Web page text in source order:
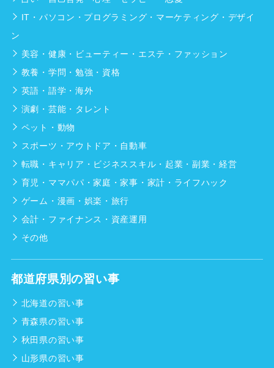
IT・パソコン・プログラミング・マーケティング・デザイ
ン
美容・健康・ビューティー・エステ・ファッション
教養・学問・勉強・資格
英語・語学・海外
演劇・芸能・タレント
ペット・動物
スポーツ・アウトドア・自動車
転職・キャリア・ビジネススキル・起業・副業・経営
育児・ママパパ・家庭・家事・家計・ライフハック
ゲーム・漫画・娯楽・旅行
会計・ファイナンス・資産運用
その他
都道府県別の習い事
北海道の習い事
青森県の習い事
秋田県の習い事
山形県の習い事